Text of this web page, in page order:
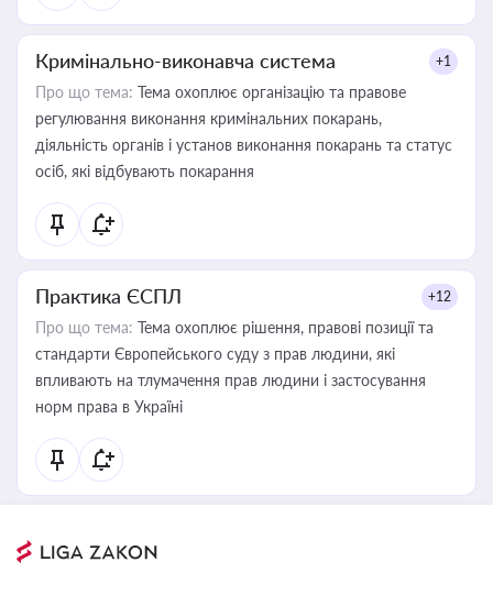
Кримінально-виконавча система +1
Про що тема: Тема охоплює організацію та правове
регулювання виконання кримінальних покарань,
діяльність органів і установ виконання покарань та статус
осіб, які відбувають покарання
Практика ЄСПЛ +12
Про що тема: Тема охоплює рішення, правові позиції та
стандарти Європейського суду з прав людини, які
впливають на тлумачення прав людини і застосування
норм права в Україні